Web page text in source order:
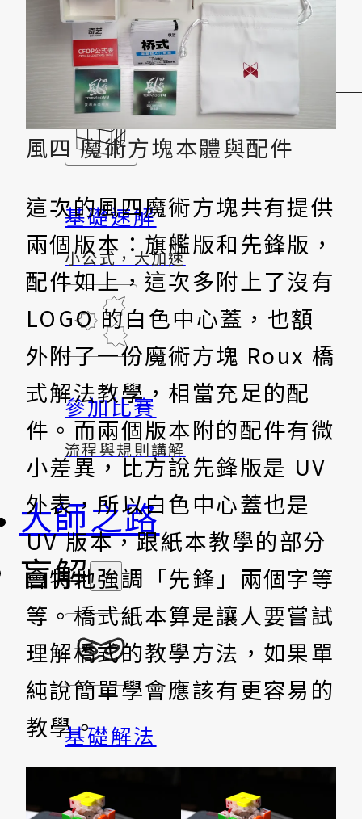
不能復原、爆開?
想變更強！
基礎速解
小公式，大加速
參加比賽
流程與規則講解
大師之路
盲解
基礎解法
風四 魔術方塊本體與配件
這次的風四魔術方塊共有提供
兩個版本：旗艦版和先鋒版，
配件如上，這次多附上了沒有
LOGO 的白色中心蓋，也額
外附了一份魔術方塊 Roux 橋
式解法教學，相當充足的配
件。而兩個版本附的配件有微
小差異，比方說先鋒版是 UV
外表，所以白色中心蓋也是
UV 版本，跟紙本教學的部分
會特地強調「先鋒」兩個字等
等。橋式紙本算是讓人要嘗試
理解橋式的教學方法，如果單
純說簡單學會應該有更容易的
教學。